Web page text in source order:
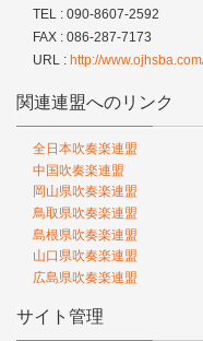
TEL : 090-8607-2592
FAX : 086-287-7173
URL : http://
関連連盟へのリンク
全日本吹奏楽連盟
中国吹奏楽連盟
岡山県吹奏楽連盟
鳥取県吹奏楽連盟
島根県吹奏楽連盟
山口県吹奏楽連盟
広島県吹奏楽連盟
サイト管理